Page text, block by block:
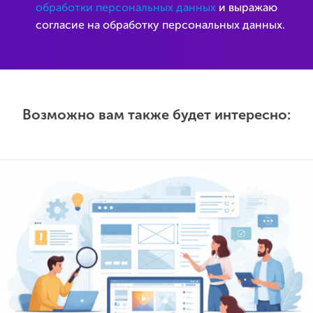
обработки персональных данных и выражаю
согласие на обработку персональных данных.
Возможно вам также будет интересно: